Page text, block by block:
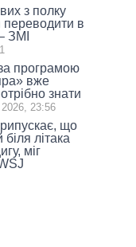
з полку
в
ЗМІ
програмою
вже
знати
23:56
що
літака
міг